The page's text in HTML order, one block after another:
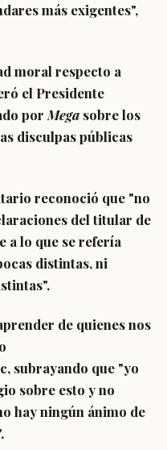
más exigentes",
moral respecto a
el Presidente
por Mega sobre los
disculpas públicas
reconoció que "no
del titular de
a lo que se refería
distintas, ni
de quienes nos
subrayando que "yo
sobre esto y no
hay ningún ánimo de